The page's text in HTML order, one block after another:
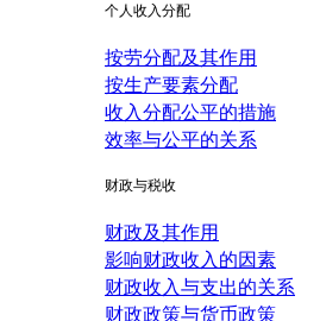
个人收入分配
按劳分配及其作用
按生产要素分配
收入分配公平的措施
效率与公平的关系
财政与税收
财政及其作用
影响财政收入的因素
财政收入与支出的关系
财政政策与货币政策